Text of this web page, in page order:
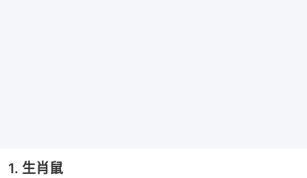
1. 生肖鼠